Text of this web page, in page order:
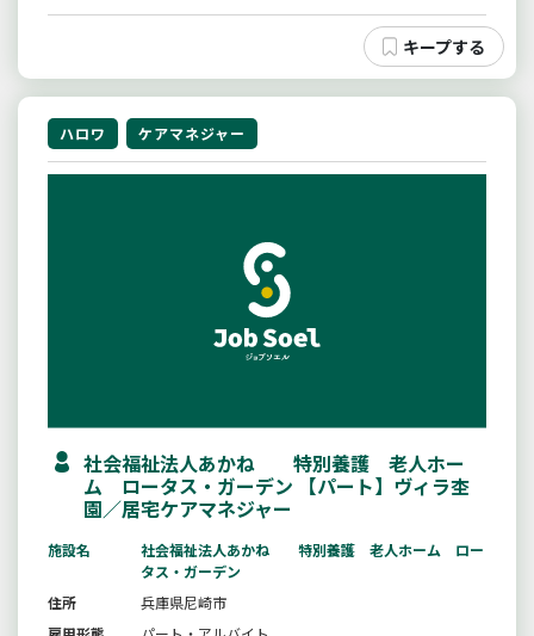
ハロワ ケアマネジャー
社会福祉法人あかね 特別養護 老人ホー
ム ロータス・ガーデン 【パート】ヴィラ杢
園／居宅ケアマネジャー
施設名
社会福祉法人あかね 特別養護 老人ホーム ロー
タス・ガーデン
住所
兵庫県尼崎市